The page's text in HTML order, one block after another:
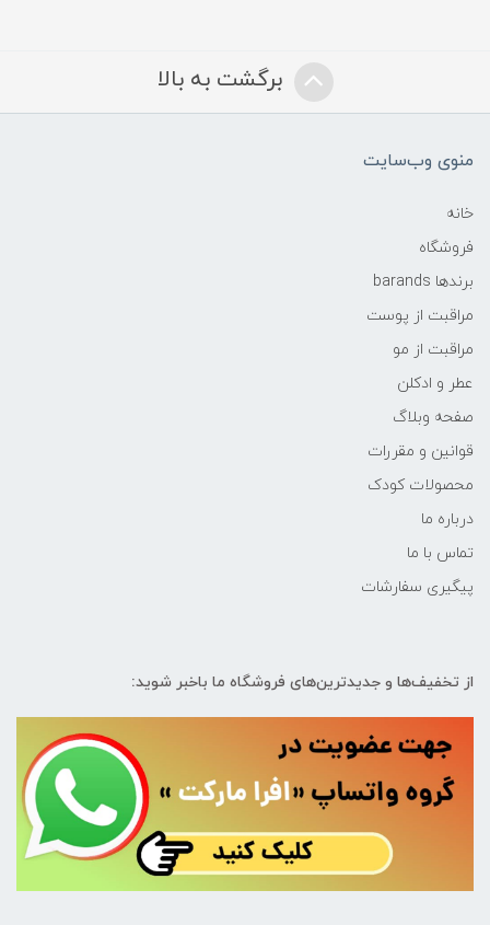
برگشت به بالا
منوی وب‌سایت
خانه
فروشگاه
برندها barands
مراقبت از پوست
مراقبت از مو
عطر و ادکلن
صفحه وبلاگ
قوانین و مقررات
محصولات کودک
درباره ما
تماس با ما
پیگیری سفارشات
از تخفیف‌ها و جدیدترین‌های فروشگاه ما باخبر شوید: